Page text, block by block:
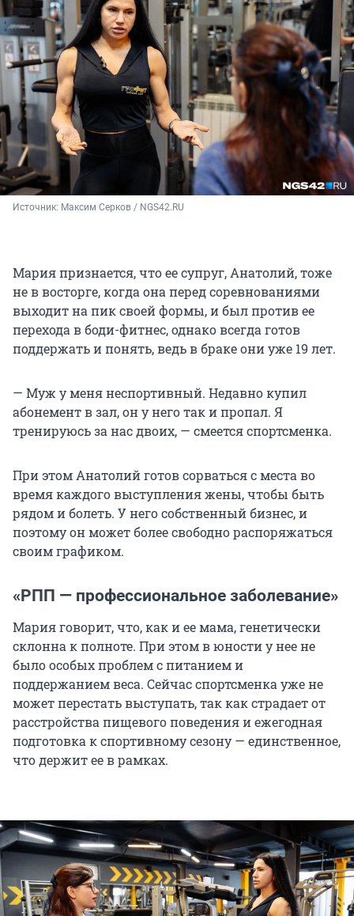
Источник: Максим Серков / NGS42.RU
Мария признается, что ее супруг, Анатолий, тоже
не в восторге, когда она перед соревнованиями
выходит на пик своей формы, и был против ее
перехода в боди-фитнес, однако всегда готов
поддержать и понять, ведь в браке они уже 19 лет.
— Муж у меня неспортивный. Недавно купил
абонемент в зал, он у него так и пропал. Я
тренируюсь за нас двоих, — смеется спортсменка.
При этом Анатолий готов сорваться с места во
время каждого выступления жены, чтобы быть
рядом и болеть. У него собственный бизнес, и
поэтому он может более свободно распоряжаться
своим графиком.
«РПП — профессиональное заболевание»
Мария говорит, что, как и ее мама, генетически
склонна к полноте. При этом в юности у нее не
было особых проблем с питанием и
поддержанием веса. Сейчас спортсменка уже не
может перестать выступать, так как страдает от
расстройства пищевого поведения и ежегодная
подготовка к спортивному сезону — единственное,
что держит ее в рамках.